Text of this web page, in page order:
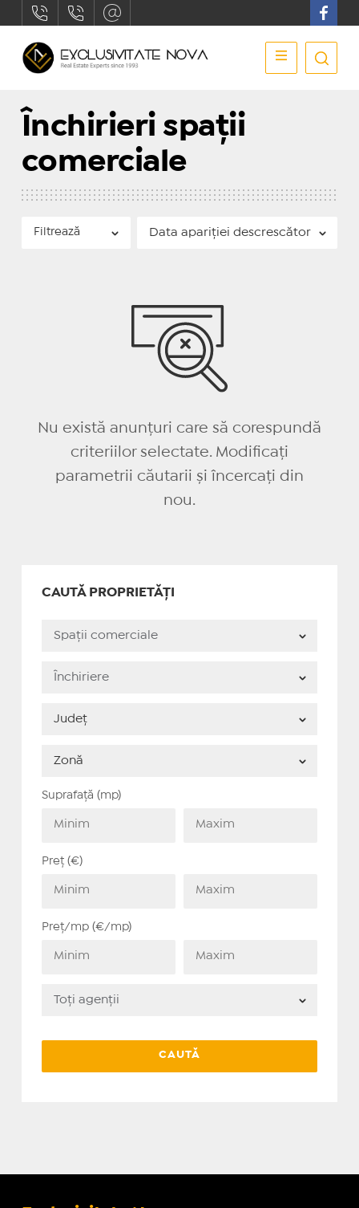
Închirieri spații
comerciale
Filtrează
Nu există anunțuri care să corespundă
criteriilor selectate. Modificați
parametrii căutarii și încercați din
nou.
CAUTĂ PROPRIETĂȚI
Suprafață (mp)
Preț (€)
Preț/mp (€/mp)